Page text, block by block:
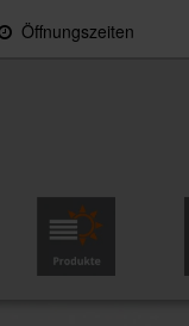
Öffnungszeiten
Produkte